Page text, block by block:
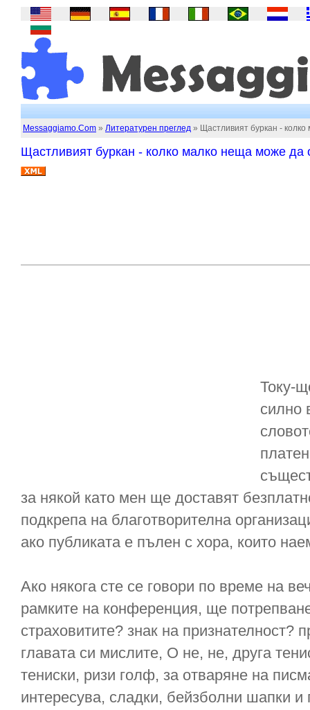
Messaggiamo.Com » Литературен преглед » Щастливият буркан -
Щастливият буркан - колко малко неща може да
Току-
силно
за някой като мен ще доставят
подкрепа на благотворителна
ако публиката е пълен с хора, които
Ако някога сте се говори по време на
рамките на конференция, ще
страховитите? знак на признателност?
главата си мислите, О не, не, друга
тениски, ризи голф, за отваряне на
интересува, сладки, бейзболни шапки